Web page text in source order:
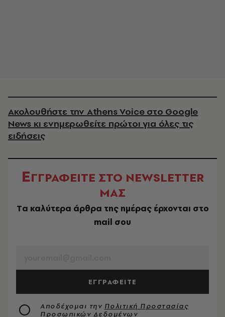
Ακολουθήστε την Athens Voice στο Google
News κι ενημερωθείτε πρώτοι για όλες τις
ειδήσεις
ΕΓΓΡΑΦΕΙΤΕ ΣΤΟ NEWSLETTER
ΜΑΣ
Tα καλύτερα άρθρα της ημέρας έρχονται στο
mail σου
ΕΓΓΡΑΦΕΙΤΕ
Αποδέχομαι την Πολιτική Προστασίας
Προσωπικών Δεδομένων